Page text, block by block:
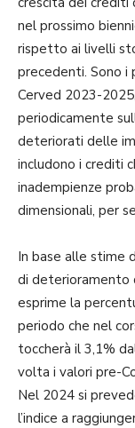
nel prossimo
rispetto ai livelli
precedenti. Sono i
Cerved 2023-
periodicamente
deteriorati delle
includono i crediti
inadempienze
dimensionali, per
In base alle stime
di deterioramento
esprime la
periodo che nel
toccherà il 3,1%
volta i valori pre-
Nel 2024 si
l’indice a